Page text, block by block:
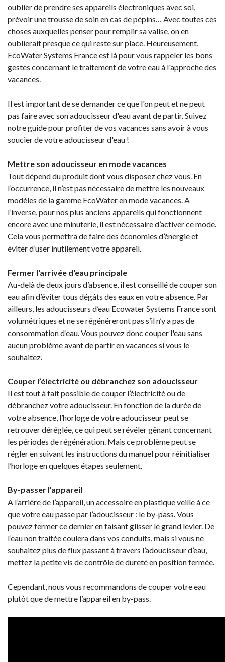
oublier de prendre ses appareils électroniques avec soi,
prévoir une trousse de soin en cas de pépins… Avec toutes ces
choses auxquelles penser pour remplir sa valise, on en
oublierait presque ce qui reste sur place. Heureusement,
EcoWater Systems France est là pour vous rappeler les bons
gestes concernant le traitement de votre eau à l'approche des
vacances.
Il est important de se demander ce que l'on peut et ne peut
pas faire avec son adoucisseur d'eau avant de partir. Suivez
notre guide pour profiter de vos vacances sans avoir à vous
soucier de votre adoucisseur d'eau !
Mettre son adoucisseur en mode vacances
Tout dépend du produit dont vous disposez chez vous. En
l’occurrence, il n’est pas nécessaire de mettre les nouveaux
modèles de la gamme EcoWater en mode vacances. A
l’inverse, pour nos plus anciens appareils qui fonctionnent
encore avec une minuterie, il est nécessaire d’activer ce mode.
Cela vous permettra de faire des économies d’énergie et
éviter d’user inutilement votre appareil.
Fermer l'arrivée d'eau principale
Au-delà de deux jours d’absence, il est conseillé de couper son
eau afin d’éviter tous dégâts des eaux en votre absence. Par
ailleurs, les adoucisseurs d’eau Ecowater Systems France sont
volumétriques et ne se régénéreront pas s’il n’y a pas de
consommation d’eau. Vous pouvez donc couper l'eau sans
aucun problème avant de partir en vacances si vous le
souhaitez.
Couper l’électricité ou débranchez son adoucisseur
Il est tout à fait possible de couper l’électricité ou de
débranchez votre adoucisseur. En fonction de la durée de
votre absence, l’horloge de votre adoucisseur peut se
retrouver déréglée, ce qui peut se révéler gênant concernant
les périodes de régénération. Mais ce problème peut se
régler en suivant les instructions du manuel pour réinitialiser
l’horloge en quelques étapes seulement.
By-passer l'appareil
A l’arrière de l’appareil, un accessoire en plastique veille à ce
que votre eau passe par l’adoucisseur : le by-pass. Vous
pouvez fermer ce dernier en faisant glisser le grand levier. De
l’eau non traitée coulera dans vos conduits, mais si vous ne
souhaitez plus de flux passant à travers l’adoucisseur d’eau,
mettez la petite vis de contrôle de dureté en position fermée.
Cependant, nous vous recommandons de couper votre eau
plutôt que de mettre l’appareil en by-pass.